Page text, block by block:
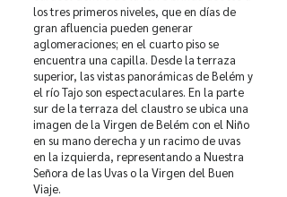
los tres primeros niveles, que en días de
gran afluencia pueden generar
aglomeraciones; en el cuarto piso se
encuentra una capilla. Desde la terraza
superior, las vistas panorámicas de Belém y
el río Tajo son espectaculares. En la parte
sur de la terraza del claustro se ubica una
imagen de la Virgen de Belém con el Niño
en su mano derecha y un racimo de uvas
en la izquierda, representando a Nuestra
Señora de las Uvas o la Virgen del Buen
Viaje.